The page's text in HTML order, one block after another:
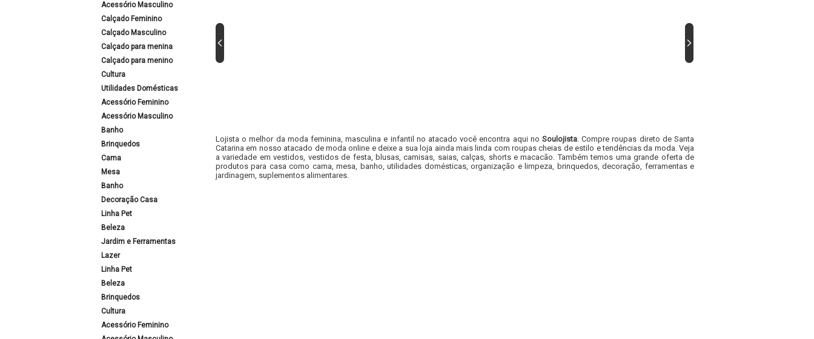
Acessório Masculino
Calçado Feminino
Calçado Masculino
Calçado para menina
Calçado para menino
Cultura
Utilidades Domésticas
Acessório Feminino
Acessório Masculino
Banho
Brinquedos
Cama
Mesa
Banho
Decoração Casa
Linha Pet
Beleza
Jardim e Ferramentas
Lazer
Linha Pet
Beleza
Brinquedos
Cultura
Acessório Feminino
Lojista o melhor da moda feminina, masculina e infantil no atacado você encontra aqui no Soulojista. Compre roupas direto de Santa
Catarina em nosso atacado de moda online e deixe a sua loja ainda mais linda com roupas cheias de estilo e tendências da moda. Veja
a variedade em vestidos, vestidos de festa, blusas, camisas, saias, calças, shorts e macacão. Também temos uma grande oferta de
produtos para casa como cama, mesa, banho, utilidades domésticas, organização e limpeza, brinquedos, decoração, ferramentas e
jardinagem, suplementos alimentares.